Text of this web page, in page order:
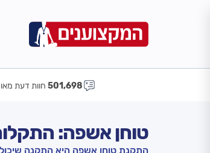
501,698 חוות דעת
טוחן אשפה:
התקנת טוחן אשפה היא התקנה